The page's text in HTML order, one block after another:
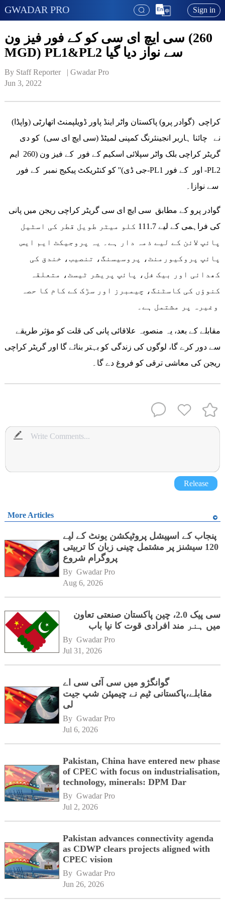
GWADAR PRO Sign in
سی ایچ ای سی کو کے فور فیز ون (260
MGD) PL1&PL2 سے نواز دیا گیا
By Staff Reporter   | Gwadar Pro
Jun 3, 2022
کراچی (گوادر پرو) پاکستان واٹر اینڈ پاور ڈویلپمنٹ اتھارٹی (واپڈا)
نے چائنا ہاربر انجینئرنگ کمپنی لمیٹڈ (سی ایچ ای سی) کو دی
گریٹر کراچی بلک واٹر سپلائی اسکیم کے فور کے فیز ون (260 ایم
جی ڈی)'' کو کنٹریکٹ پیکیج نمبر کے فور-PL1 اور کے فور -PL2
گوادر پرو کے مطابق سی ایچ ای سی گریٹر کراچی ریجن میں پانی
کی فراہمی کے لیے 111.7 کلو میٹر طویل قطر کی اسٹیل
پائپ لائن کے لیے ذمہ دار ہے۔ یہ پروجیکٹ ایم ایس
پائپ پروکیورمنٹ، پروسیسنگ، تنصیب، خندق کی
کھدائی اور بیک فل، پائپ پریشر ٹیسٹ، متعلقہ
کنوؤں کی کاسٹنگ، چیمبرز اور سڑک کے کام کا حصہ
مقابلے کے بعد، یہ منصوبہ علاقائی پانی کی قلت کو مؤثر طریقے
سے دور کرے گا، لوگوں کی زندگی کو بہتر بنائے گا اور گریٹر کراچی
ریجن کی معاشی ترقی کو فروغ دے گا۔
Release
More Articles
پنجاب کے اسپیشل پروٹیکشن یونٹ کے لیے
120 سیشنز پر مشتمل چینی زبان کا تربیتی
پروگرام شروع
By Gwadar Pro
Aug 6, 2026
سی پیک 2.0، چین پاکستان صنعتی تعاون
میں ہنر مند افرادی قوت کا نیا باب
By Gwadar Pro
Jul 31, 2026
گوانگژو میں سی آئی سی اے
مقابلے،پاکستانی ٹیم نے چیمپئن شپ جیت
لی
By Gwadar Pro
Jul 6, 2026
Pakistan, China have entered new phase
of CPEC with focus on industrialisation,
technology, minerals: DPM Dar
By Gwadar Pro
Jul 2, 2026
Pakistan advances connectivity agenda
as CDWP clears projects aligned with
CPEC vision
By Gwadar Pro
Jun 26, 2026